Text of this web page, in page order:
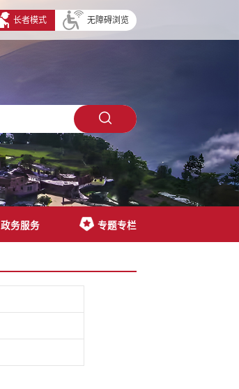
长者模式 无障碍浏览
政务服务 专题专栏